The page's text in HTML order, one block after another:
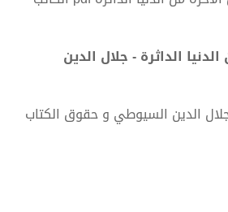
الداثرة - جلال الدين
الدين السيوطي و حقوق الكتاب